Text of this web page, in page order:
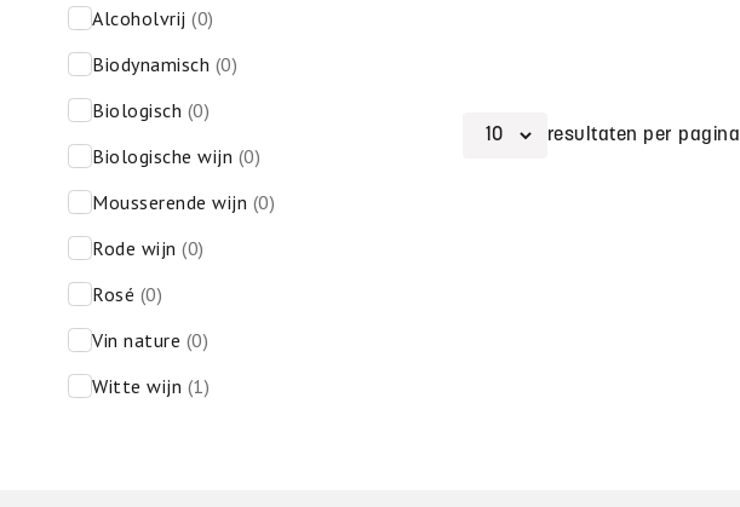
alcoholvrij (0)
biodynamisch (0)
biologisch (0)
biologische wijn (0)
mousserende wijn (0)
rode wijn (0)
rosé (0)
vin nature (0)
witte wijn (1)
resultaten per pagina